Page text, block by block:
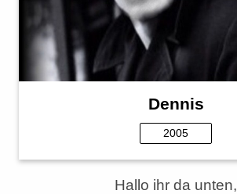
Dennis
2005
Hallo ihr da unten,